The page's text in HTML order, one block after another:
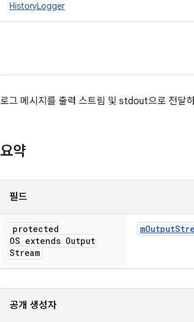
HistoryLogger
로그 메시지를 출력 스트림 및 stdout으로 전달
요약
필드
protected
OS extends Output
Stream
mOutput
공개 생성자